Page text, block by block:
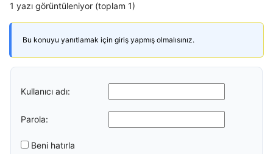
1 yazı görüntüleniyor (toplam 1)
Bu konuyu yanıtlamak için giriş yapmış olmalısınız.
Kullanıcı adı:
Parola:
Beni hatırla